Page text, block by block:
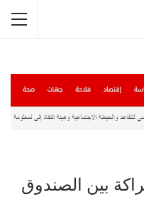
بين الصندوق